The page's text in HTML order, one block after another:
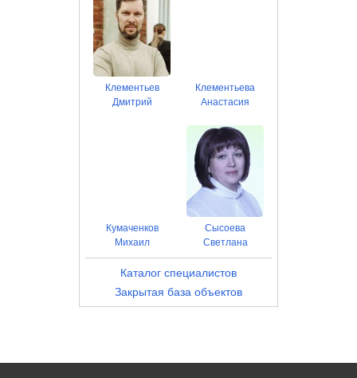
Клементьев
Дмитрий
Клементьева
Анастасия
Кумаченков
Михаил
Сысоева
Светлана
Каталог специалистов
Закрытая база объектов